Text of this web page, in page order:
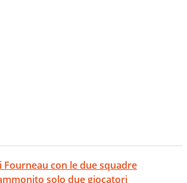
Fourneau con le due squadre
solo due giocatori